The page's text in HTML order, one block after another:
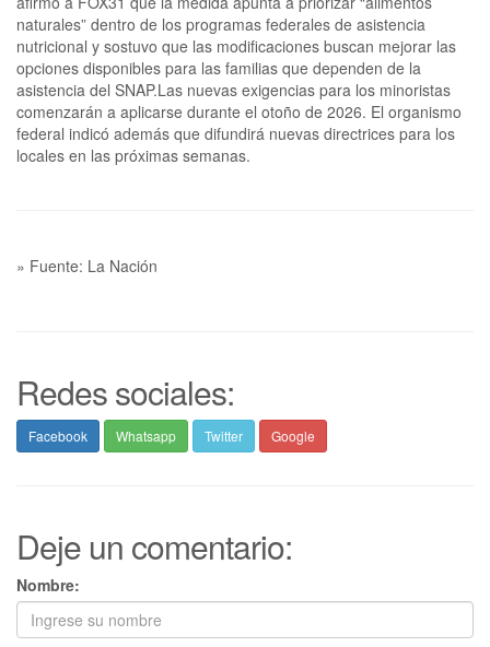
naturales” dentro de los programas federales de asistencia
nutricional y sostuvo que las modificaciones buscan mejorar las
opciones disponibles para las familias que dependen de la
asistencia del SNAP.Las nuevas exigencias para los minoristas
comenzarán a aplicarse durante el otoño de 2026. El organismo
federal indicó además que difundirá nuevas directrices para los
locales en las próximas semanas.
» Fuente: La Nación
Redes sociales:
Facebook Whatsapp Twitter Google
Deje un comentario:
Nombre: